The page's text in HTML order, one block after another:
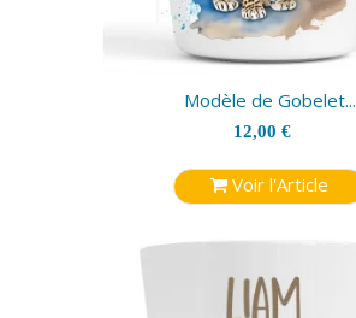
Modèle de Gobelet...
12,00 €
Voir l'Article